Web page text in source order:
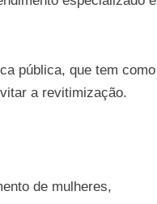
pública, que tem como
a revitimização.
de mulheres,